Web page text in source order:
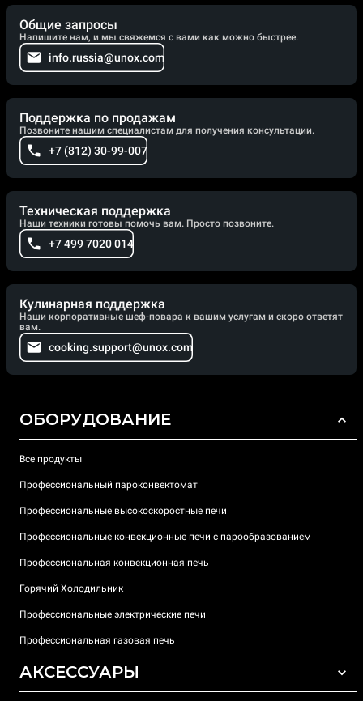
Общие запросы
Напишите нам, и мы свяжемся с вами как можно быстрее.
info.russia@unox.com
Поддержка по продажам
Позвоните нашим специалистам для получения консультации.
+7 (812) 30-99-007
Техническая поддержка
Наши техники готовы помочь вам. Просто позвоните.
+7 499 7020 014
Кулинарная поддержка
Наши корпоративные шеф-повара к вашим услугам и скоро ответят
вам.
cooking.support@unox.com
ОБОРУДОВАНИЕ
Все продукты
Профессиональный пароконвектомат
Профессиональные высокоскоростные печи
Профессиональные конвекционные печи с парообразованием
Профессиональная конвекционная печь
Горячий Холодильник
Профессиональные электрические печи
Профессиональная газовая печь
АКСЕССУАРЫ